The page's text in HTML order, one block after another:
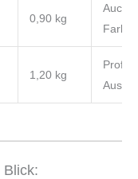
0,90 kg
Auch
Farbe
1,20 kg
Profi-
Blick: